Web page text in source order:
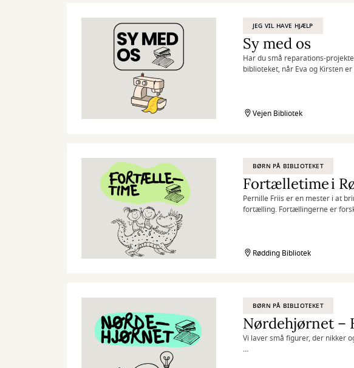
JEG VIL HAVE HJÆLP
Sy med os
Har du små reparations-
biblioteket, når Eva og Kirsten
Vejen Bibliotek
BØRN PÅ BIBLIOTEKET
Fortælletime i
Pernille Friis er en mester i at
fortælling. Fortællingerne er
Rødding Bibliotek
BØRN PÅ BIBLIOTEKET
Nørdehjørnet –
Vi laver små figurer, der nikker